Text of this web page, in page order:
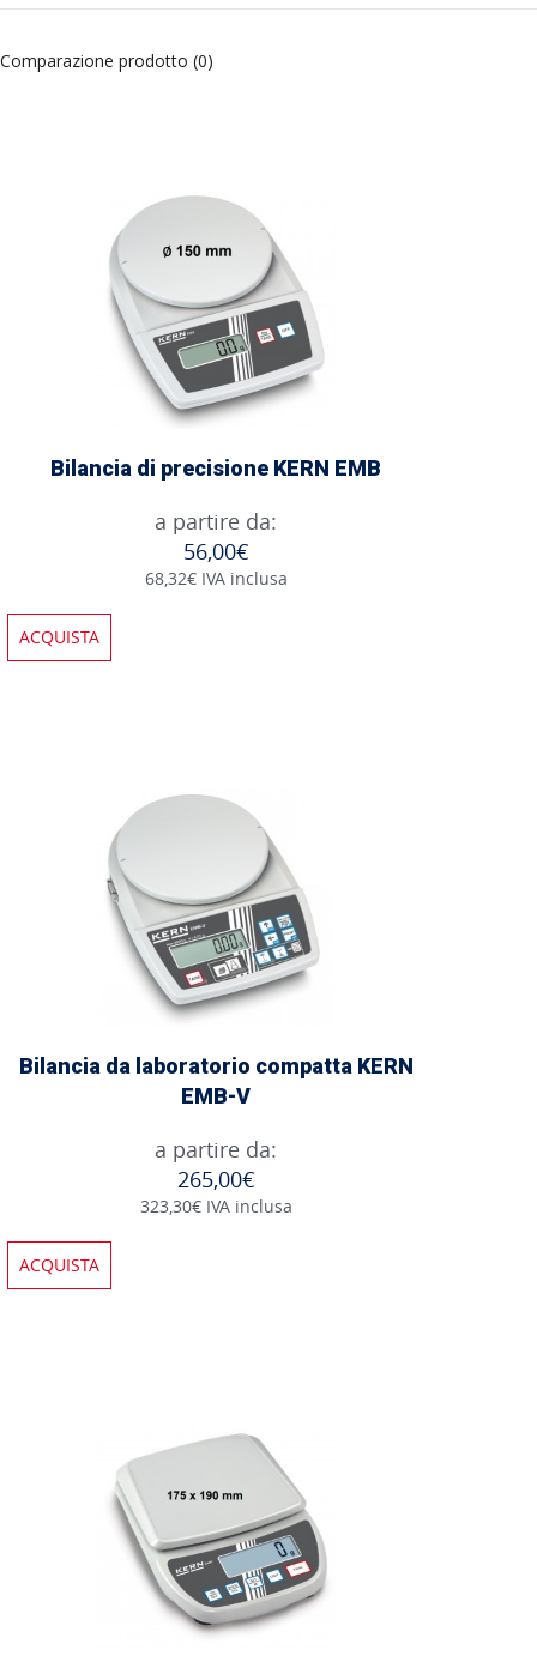
Comparazione prodotto (0)
Bilancia di precisione KERN EMB
a partire da:
56,00€
68,32€ IVA inclusa
ACQUISTA
Bilancia da laboratorio compatta KERN
EMB-V
a partire da:
265,00€
323,30€ IVA inclusa
ACQUISTA